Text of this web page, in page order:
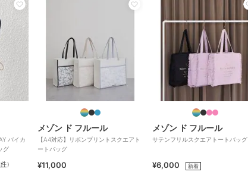
バイカ
グ
）
メゾン ド フルール
【A4対応】リボンプリントスクエアト
ートバッグ
¥11,000
メゾン ド フルール
サテンフリルスクエアトートバッグ
¥6,000 新着